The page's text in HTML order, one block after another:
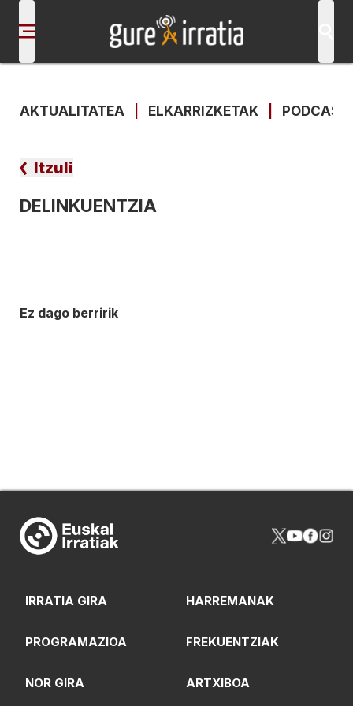
AKTUALITATEA ELKARRIZKETAK
Itzuli
DELINKUENTZIA
Ez dago berririk
IRRATIA GIRA HARREMANAK
PROGRAMAZIOA FREKUENTZIAK
NOR GIRA ARTXIBOA